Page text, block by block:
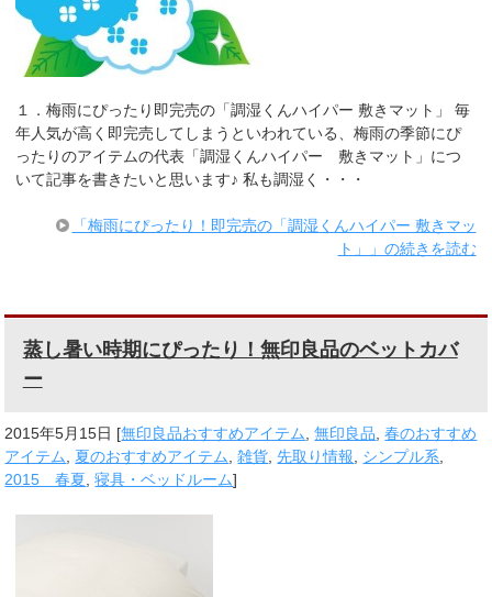
１．梅雨にぴったり即完売の「調湿くんハイパー 敷きマット」 毎
年人気が高く即完売してしまうといわれている、梅雨の季節にぴ
ったりのアイテムの代表「調湿くんハイパー 敷きマット」につ
いて記事を書きたいと思います♪ 私も調湿く・・・
「梅雨にぴったり！即完売の「調湿くんハイパー 敷きマッ
ト」」の続きを読む
蒸し暑い時期にぴったり！無印良品のベットカバ
ー
2015年5月15日 [無印良品おすすめアイテム ,無印良品 ,春のおすすめ
アイテム
夏のおすすめアイテム ,雑貨 ,先取り情報 シンプル系
2015 春夏 ,寝具・ベッドルーム]